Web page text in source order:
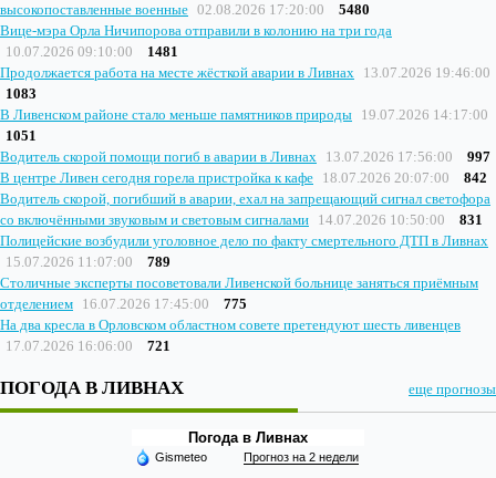
высокопоставленные военные 02.08.2026 17:20:00
5480
Вице-мэра Орла Ничипорова отправили в колонию на три года
10.07.2026 09:10:00
1481
Продолжается работа на месте жёсткой аварии в Ливнах 13.07.2026 19:46:00
1083
В Ливенском районе стало меньше памятников природы 19.07.2026 14:17:00
1051
Водитель скорой помощи погиб в аварии в Ливнах 13.07.2026 17:56:00
997
В центре Ливен сегодня горела пристройка к кафе 18.07.2026 20:07:00
842
Водитель скорой, погибший в аварии, ехал на запрещающий сигнал светофора
со включёнными звуковым и световым сигналами 14.07.2026 10:50:00
831
Полицейские возбудили уголовное дело по факту смертельного ДТП в Ливнах
15.07.2026 11:07:00
789
Столичные эксперты посоветовали Ливенской больнице заняться приёмным
отделением 16.07.2026 17:45:00
775
На два кресла в Орловском областном совете претендуют шесть ливенцев
17.07.2026 16:06:00
721
ПОГОДА В ЛИВНАХ еще прогнозы
Погода в Ливнах
Gismeteo Прогноз на 2 недели